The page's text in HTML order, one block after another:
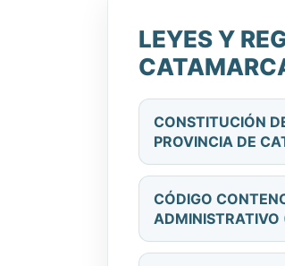
LEYES Y
CONSTITUCIÓN
PROVINCIA DE
CÓDIGO